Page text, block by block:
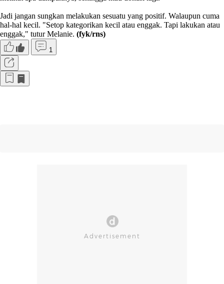
Jadi jangan sungkan melakukan sesuatu yang positif. Walaupun cuma
hal-hal kecil. "Setop kategorikan kecil atau enggak. Tapi lakukan atau
enggak," tutur Melanie. (fyk/rns)
1